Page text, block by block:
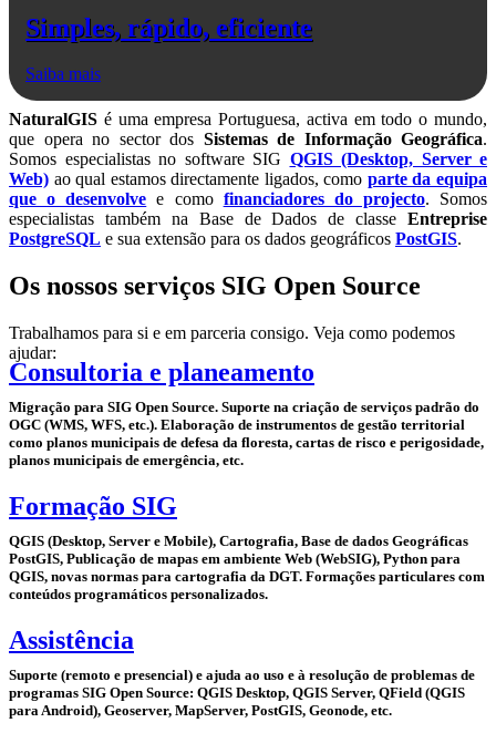
Simples, rápido, eficiente
Saiba mais
NaturalGIS é uma empresa Portuguesa, activa em todo o mundo,
que opera no sector dos Sistemas de Informação Geográfica.
Somos especialistas no software SIG QGIS (Desktop, Server e
Web) ao qual estamos directamente ligados, como parte da equipa
que o desenvolve e como financiadores do projecto. Somos
especialistas também na Base de Dados de classe Entreprise
PostgreSQL e sua extensão para os dados geográficos PostGIS.
Os nossos serviços SIG Open Source
Trabalhamos para si e em parceria consigo. Veja como podemos
ajudar:
Consultoria e planeamento
Migração para SIG Open Source. Suporte na criação de serviços padrão do
OGC (WMS, WFS, etc.). Elaboração de instrumentos de gestão territorial
como planos municipais de defesa da floresta, cartas de risco e perigosidade,
planos municipais de emergência, etc.
Formação SIG
QGIS (Desktop, Server e Mobile), Cartografia, Base de dados Geográficas
PostGIS, Publicação de mapas em ambiente Web (WebSIG), Python para
QGIS, novas normas para cartografia da DGT. Formações particulares com
conteúdos programáticos personalizados.
Assistência
Suporte (remoto e presencial) e ajuda ao uso e à resolução de problemas de
programas SIG Open Source: QGIS Desktop, QGIS Server, QField (QGIS
para Android), Geoserver, MapServer, PostGIS, Geonode, etc.